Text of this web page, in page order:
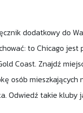
dodatkowy do
to Chicago
Coast. Znajdź
osób mieszkających
Odwiedź takie kluby